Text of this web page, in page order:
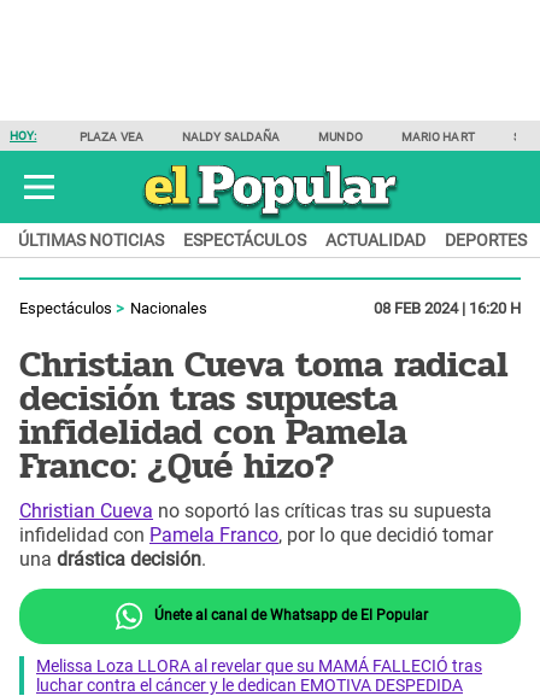
HOY: PLAZA VEA NALDY SALDAÑA MUNDO MARIO HART
ÚLTIMAS NOTICIAS ESPECTÁCULOS ACTUALIDAD DEPORTES
Espectáculos Nacionales 08 FEB 2024 | 16:20 H
Christian Cueva toma radical
decisión tras supuesta
infidelidad con Pamela
Franco: ¿Qué hizo?
Christian Cueva no soportó las críticas tras su supuesta
infidelidad con Pamela Franco, por lo que decidió tomar
una drástica decisión.
Únete al canal de Whatsapp de El Popular
Melissa Loza LLORA al revelar que su MAMÁ FALLECIÓ tras
luchar contra el cáncer y le dedican EMOTIVA DESPEDIDA